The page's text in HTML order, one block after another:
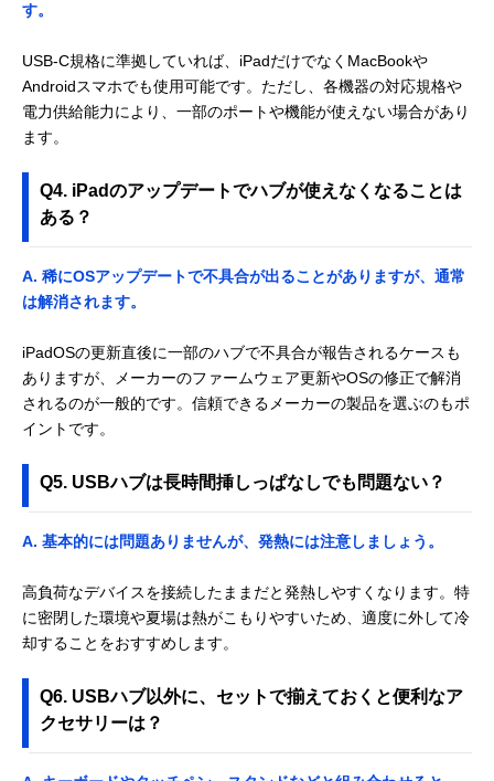
す。
USB-C規格に準拠していれば、iPadだけでなくMacBookや
Androidスマホでも使用可能です。ただし、各機器の対応規格や
電力供給能力により、一部のポートや機能が使えない場合があり
ます。
Q4. iPadのアップデートでハブが使えなくなることは
ある？
A. 稀にOSアップデートで不具合が出ることがありますが、通常
は解消されます。
iPadOSの更新直後に一部のハブで不具合が報告されるケースも
ありますが、メーカーのファームウェア更新やOSの修正で解消
されるのが一般的です。信頼できるメーカーの製品を選ぶのもポ
イントです。
Q5. USBハブは長時間挿しっぱなしでも問題ない？
A. 基本的には問題ありませんが、発熱には注意しましょう。
高負荷なデバイスを接続したままだと発熱しやすくなります。特
に密閉した環境や夏場は熱がこもりやすいため、適度に外して冷
却することをおすすめします。
Q6. USBハブ以外に、セットで揃えておくと便利なア
クセサリーは？